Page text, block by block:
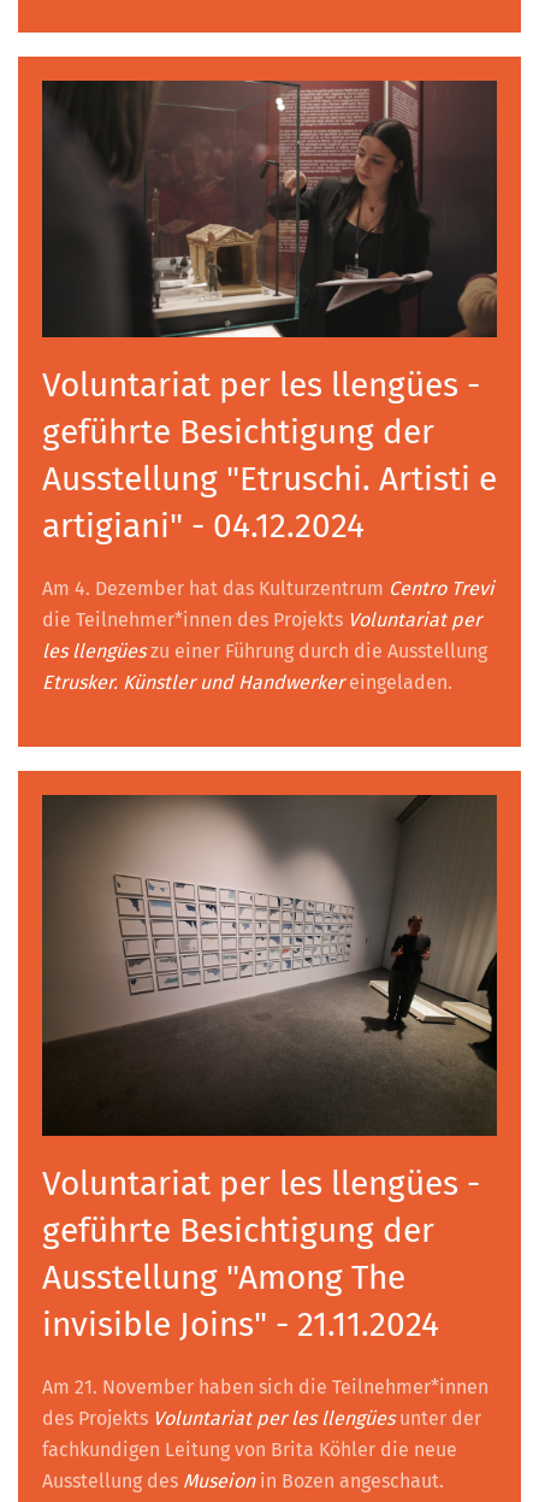
Voluntariat per les llengües -
geführte Besichtigung der
Ausstellung "Etruschi. Artisti e
artigiani" - 04.12.2024
Am 4. Dezember hat das Kulturzentrum Centro Trevi
die Teilnehmer*innen des Projekts Voluntariat per
les llengüeszu einer Führung durch die Ausstellung
Etrusker. Künstler und Handwerkereingeladen.
Voluntariat per les llengües -
geführte Besichtigung der
Ausstellung "Among The
invisible Joins" - 21.11.2024
Am 21. November haben sich die Teilnehmer*innen
des Projekts Voluntariat per les llengüesunter der
fachkundigen Leitung von Brita Köhler die neue
Ausstellung des Museionin Bozen angeschaut.